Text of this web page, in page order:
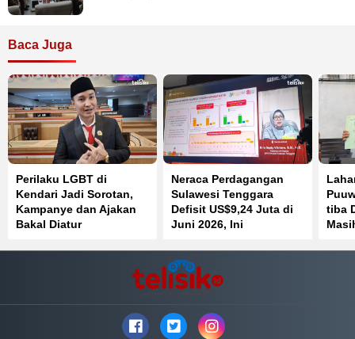
Baca Juga
Perilaku LGBT di
Kendari Jadi Sorotan,
Kampanye dan Ajakan
Bakal Diatur
Neraca Perdagangan
Sulawesi Tenggara
Defisit US$9,24 Juta di
Juni 2026, Ini
tiba